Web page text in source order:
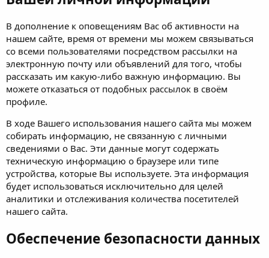
В дополнение к оповещениям Вас об активности на
нашем сайте, время от времени мы можем связываться
со всеми пользователями посредством рассылки на
электронную почту или объявлений для того, чтобы
рассказать им какую-либо важную информацию. Вы
можете отказаться от подобных рассылок в своём
профиле.
В ходе Вашего использования нашего сайта мы можем
собирать информацию, не связанную с личными
сведениями о Вас. Эти данные могут содержать
техническую информацию о браузере или типе
устройства, которые Вы используете. Эта информация
будет использоваться исключительно для целей
аналитики и отслеживания количества посетителей
нашего сайта.
Обеспечение безопасности данных